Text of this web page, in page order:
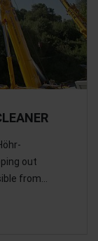
out
from…